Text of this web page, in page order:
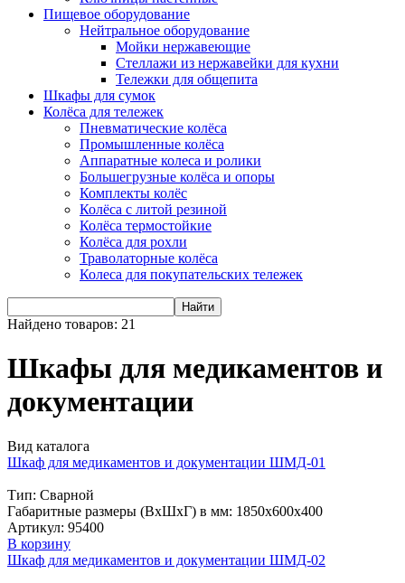
Пищевое оборудование
Нейтральное оборудование
Мойки нержавеющие
Стеллажи из нержавейки для кухни
Тележки для общепита
Шкафы для сумок
Колёса для тележек
Пневматические колёса
Промышленные колёса
Аппаратные колеса и ролики
Большегрузные колёса и опоры
Комплекты колёс
Колёса с литой резиной
Колёса термостойкие
Колёса для рохли
Траволаторные колёса
Колеса для покупательских тележек
Найти
Найдено товаров: 21
Шкафы для медикаментов и
документации
Вид каталога
Шкаф для медикаментов и документации ШМД-01
Тип: Сварной
Габаритные размеры (ВxШxГ) в мм: 1850х600х400
Артикул: 95400
В корзину
Шкаф для медикаментов и документации ШМД-02